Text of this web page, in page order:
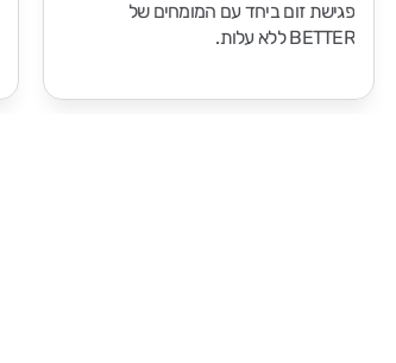
פגישת זום ביחד עם המומחים של
BETTER ללא עלות.